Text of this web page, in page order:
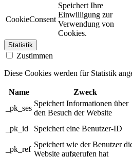
CookieConsent
Speichert Ihre
Einwilligung zur
Verwendung von
Cookies.
Statistik
Zustimmen
Diese Cookies werden für Statistik
Name Zweck
_pk_ses
Speichert Informationen über
den Besuch der Website
_pk_id Speichert eine Benutzer-ID
_pk_ref
Speichert wie der Benutzer
Website aufgerufen hat